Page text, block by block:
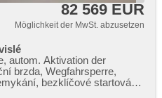
82 569 EUR
Möglichkeit der MwSt. abzusetzen
autom. Aktivation der
brzda, Wegfahrsperre,
bezklíčové startování,